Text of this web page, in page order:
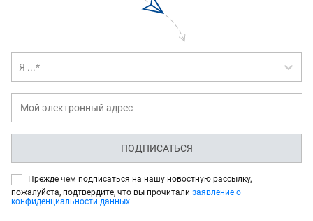
Я ...*
ПОДПИСАТЬСЯ
Прежде чем подписаться на нашу новостную рассылку,
пожалуйста, подтвердите, что вы прочитали заявление о
конфиденциальности данных.